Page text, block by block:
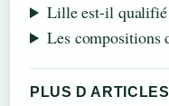
Lille est-il
Les compositions
PLUS D